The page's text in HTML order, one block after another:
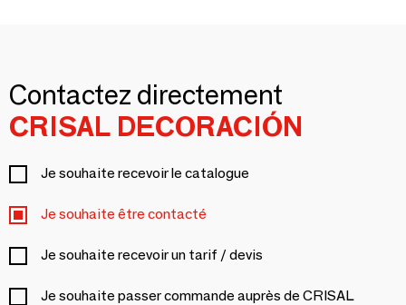
Contactez directement
CRISAL DECORACIÓN
Je souhaite recevoir le catalogue
Je souhaite être contacté
Je souhaite recevoir un tarif / devis
Je souhaite passer commande auprès de CRISAL